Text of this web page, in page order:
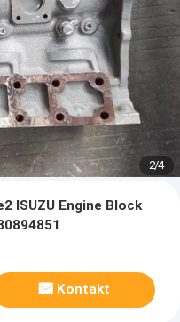
2/4
ISUZU Engine Block
Kontakt